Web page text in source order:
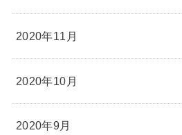
2020年11月
2020年10月
2020年9月